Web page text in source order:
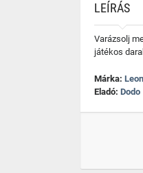
LEÍRÁS
Varázsolj
játékos
Márka:
Eladó: Dodo